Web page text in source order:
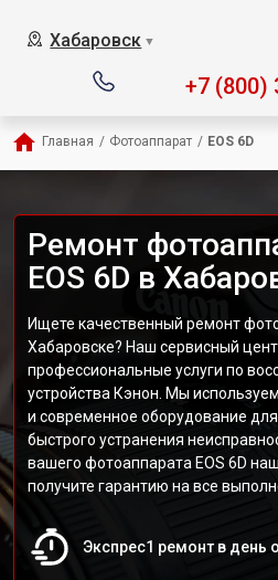
Хабаровск ▼
+7 (800)
Главная / Фотоаппарат / EOS 6D
Ремонт
EOS 6D в
Ищете качественный ремонт
Хабаровске? Наш сервисный
профессиональные услуги по
устройства Кэнон. Мы
и современное оборудование
быстрого устранения
вашего фотоаппарата EOS 6D
получите гарантию на все
Экспрес1 ремонт в день